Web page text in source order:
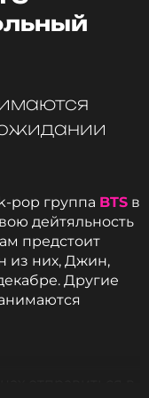
чтобы
pop группа BTS в
дейтяльность
предстоит
из них, Джин,
Другие
отправиться в